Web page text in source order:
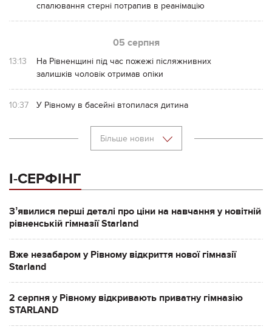
спалювання стерні потрапив в реанімацію
05 серпня
13:13
На Рівненщині під час пожежі післяжнивних
залишків чоловік отримав опіки
10:37 У Рівному в басейні втопилася дитина
Більше новин
І-СЕРФІНГ
Зʼявилися перші деталі про ціни на навчання у новітній
рівненській гімназії Starland
Вже незабаром у Рівному відкриття нової гімназії
Starland
2 серпня у Рівному відкривають приватну гімназію
STARLAND